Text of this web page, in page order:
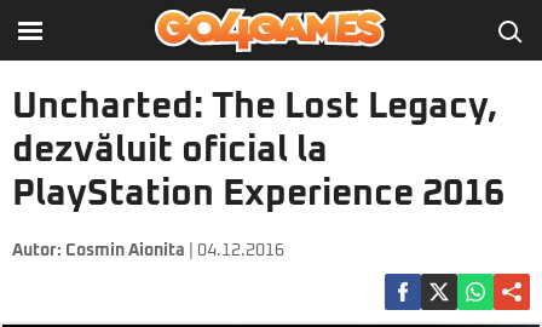
Uncharted: The Lost Legacy,
dezvăluit oficial la
PlayStation Experience 2016
Autor: Cosmin Aionita | 04.12.2016